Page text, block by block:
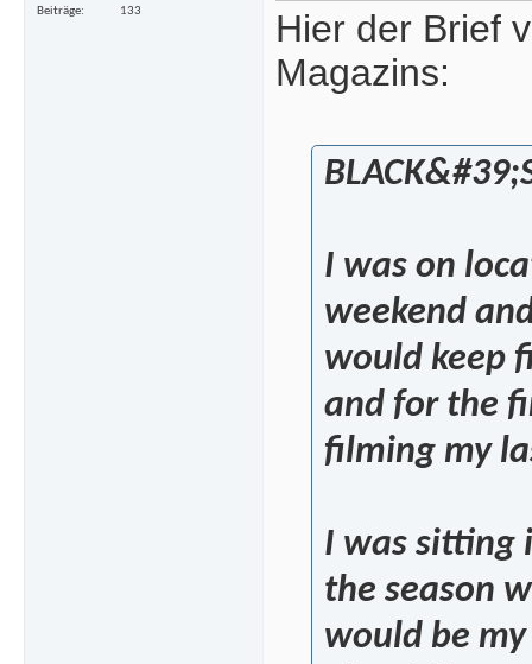
Beiträge
133
Hier der Brief
Magazins:
I was on
weekend
would keep
and for the
filming my
I was sitting
the season
would be